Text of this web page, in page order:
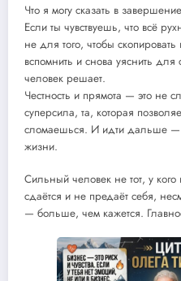
Что я могу сказать в
Если ты чувствуешь, что всё
не для того, чтобы
вспомнить и снова уяснить
человек решает.
Честность и прямота — это не
суперсила, та, которая
сломаешься. И идти дальше —
жизни.
Сильный человек не тот, у
сдаётся и не предаёт себя,
— больше, чем кажется.